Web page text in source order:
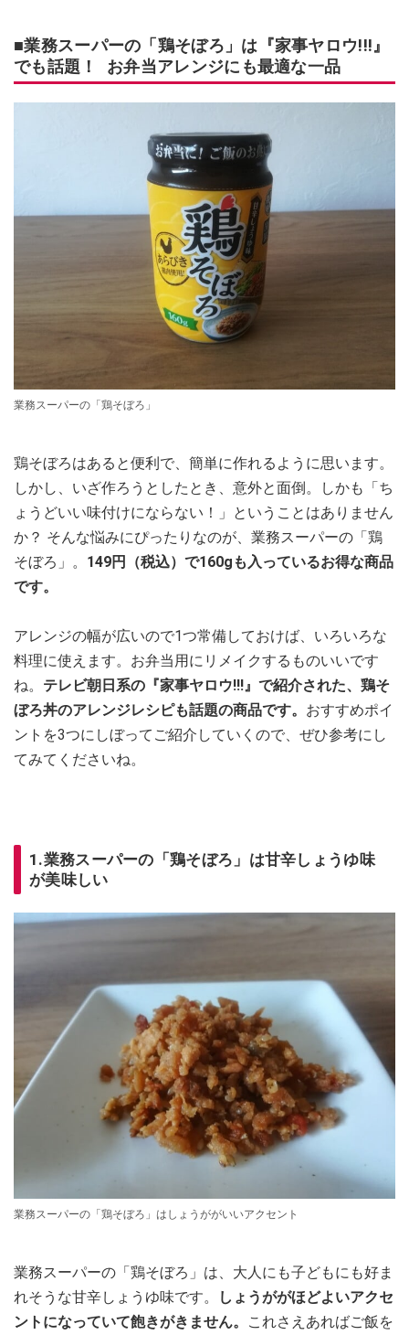
■業務スーパーの「鶏そぼろ」は『家事ヤロウ!!!』
でも話題！ お弁当アレンジにも最適な一品
業務スーパーの「鶏そぼろ」
鶏そぼろはあると便利で、簡単に作れるように思います。
しかし、いざ作ろうとしたとき、意外と面倒。しかも「ち
ょうどいい味付けにならない！」ということはありません
か？ そんな悩みにぴったりなのが、業務スーパーの「鶏
そぼろ」。 149円（税込）で160gも入っているお得な商品
です。
アレンジの幅が広いので1つ常備しておけば、いろいろな
料理に使えます。お弁当用にリメイクするものいいです
ね。 テレビ朝日系の 『家事ヤロウ!!!』で紹介された、鶏そ
ぼろ丼のアレンジレシピも話題の商品です。 おすすめポイ
ントを3つにしぼってご紹介していくので、ぜひ参考にし
てみてくださいね。
1.業務スーパーの「鶏そぼろ」は甘辛しょうゆ味
が美味しい
業務スーパーの「鶏そぼろ」はしょうががいいアクセント
業務スーパーの「鶏そぼろ」は、大人にも子どもにも好ま
れそうな甘辛しょうゆ味です。
しょうががほどよいアクセ
ントになっていて飽きがきません。
これさえあればご飯を